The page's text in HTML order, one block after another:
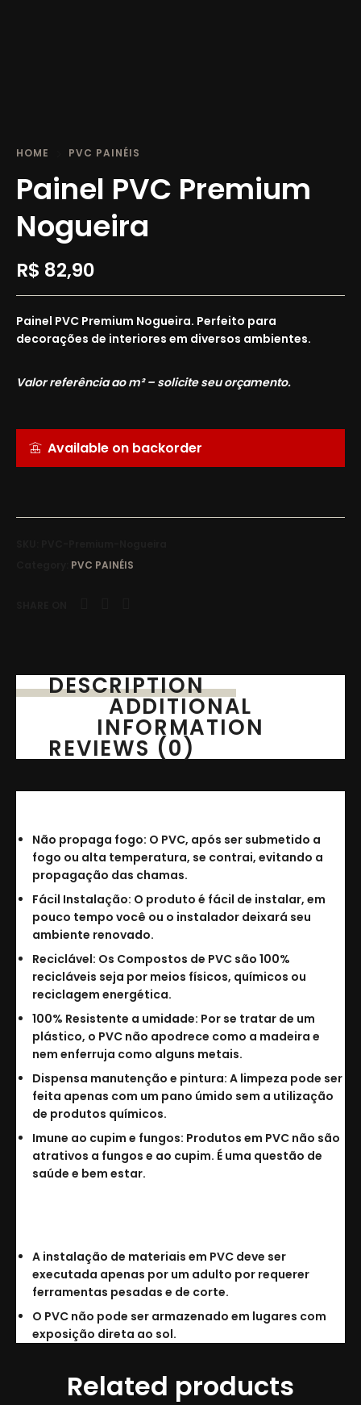
HOME PVC PAINÉIS
Painel PVC Premium
Nogueira
R$ 82,90
Painel PVC Premium Nogueira. Perfeito para
decorações de interiores em diversos ambientes.
Valor referência ao m² – solicite seu orçamento.
Available on backorder
PVC PAINÉIS
DESCRIPTION
ADDITIONAL
INFORMATION
REVIEWS (0)
Não propaga fogo: O PVC, após ser submetido a
fogo ou alta temperatura, se contrai, evitando a
propagação das chamas.
Fácil Instalação: O produto é fácil de instalar, em
pouco tempo você ou o instalador deixará seu
ambiente renovado.
Reciclável: Os Compostos de PVC são 100%
recicláveis seja por meios físicos, químicos ou
reciclagem energética.
100% Resistente a umidade: Por se tratar de um
plástico, o PVC não apodrece como a madeira e
nem enferruja como alguns metais.
Dispensa manutenção e pintura: A limpeza pode ser
feita apenas com um pano úmido sem a utilização
de produtos químicos.
Imune ao cupim e fungos: Produtos em PVC não são
atrativos a fungos e ao cupim. É uma questão de
saúde e bem estar.
A instalação de materiais em PVC deve ser
executada apenas por um adulto por requerer
ferramentas pesadas e de corte.
O PVC não pode ser armazenado em lugares com
exposição direta ao sol.
Related products